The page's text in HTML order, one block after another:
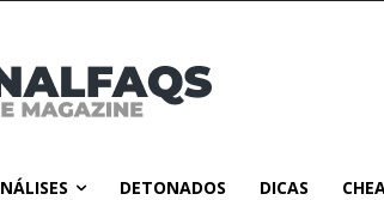
DETONADOS DICAS